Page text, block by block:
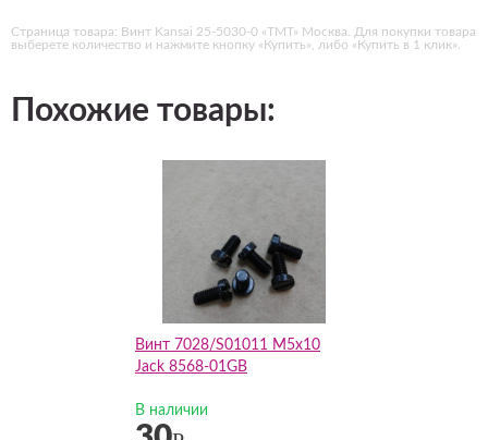
Страница товара: Винт Kansai 25-5030-0 «ТМТ» Москва. Для покупки товара
выберете количество и нажмите кнопку «Купить», либо «Купить в 1 клик».
Похожие товары:
Винт 7028/S01011 M5x10
Jack 8568-01GB
В наличии